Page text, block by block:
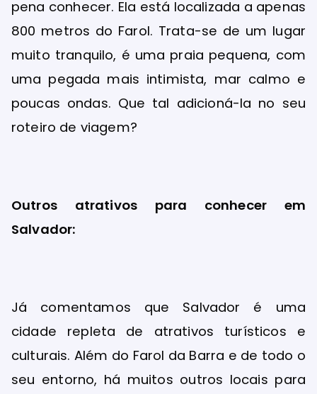
pena conhecer. Ela está localizada a apenas
800 metros do Farol. Trata-se de um lugar
muito tranquilo, é uma praia pequena, com
uma pegada mais intimista, mar calmo e
poucas ondas. Que tal adicioná-la no seu
roteiro de viagem?
Outros atrativos para conhecer em
Salvador:
Já comentamos que Salvador é uma
cidade repleta de atrativos turísticos e
culturais. Além do Farol da Barra e de todo o
seu entorno, há muitos outros locais para